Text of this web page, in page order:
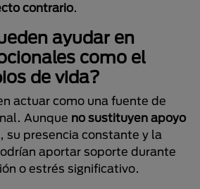
contrario.
ayudar en
como el
de vida?
actuar como una fuente de
Aunque no sustituyen apoyo
, su presencia constante y la
aportar soporte durante
o estrés significativo.